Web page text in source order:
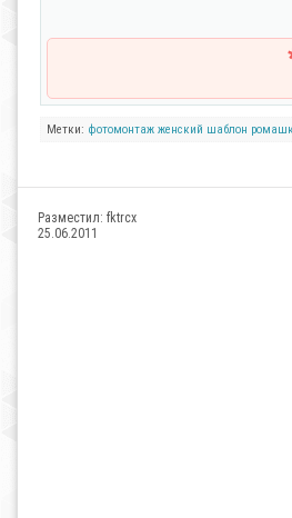
Метки: фотомонтаж женский шаблон
Разместил: fktrcx
25.06.2011